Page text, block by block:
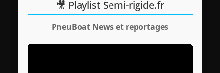
🎥 Playlist Semi-rigide.fr
PneuBoat News et reportages